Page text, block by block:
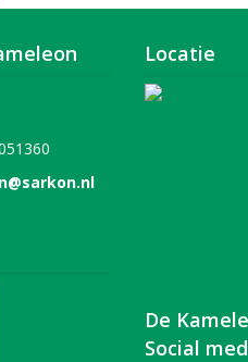
Locatie
De
Social